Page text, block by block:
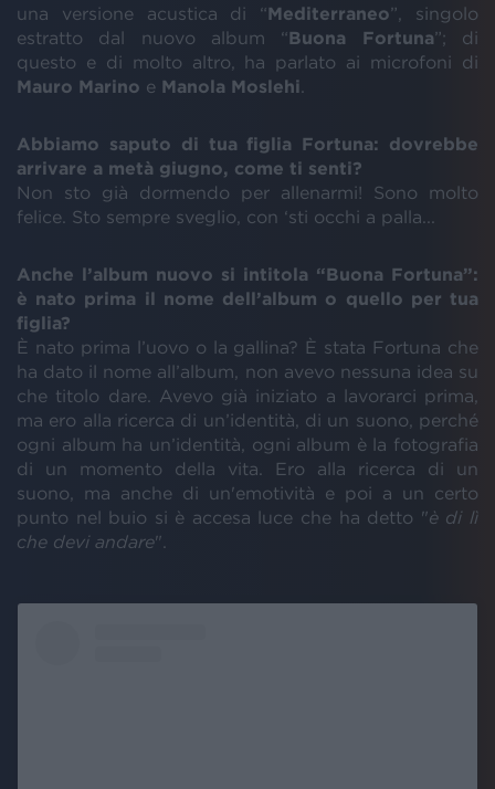
una versione acustica di “Mediterraneo”, singolo
estratto dal nuovo album “Buona Fortuna”; di
questo e di molto altro, ha parlato ai microfoni di
Mauro Marino e Manola Moslehi
Abbiamo saputo di tua figlia Fortuna: dovrebbe
arrivare a metà giugno, come ti senti?
Non sto già dormendo per allenarmi! Sono molto
felice. Sto sempre sveglio, con ‘sti occhi a palla...
Anche l’album nuovo si intitola “Buona Fortuna”:
è nato prima il nome dell’album o quello per tua
figlia?
È nato prima l’uovo o la gallina? È stata Fortuna che
ha dato il nome all’album, non avevo nessuna idea su
che titolo dare. Avevo già iniziato a lavorarci prima,
ma ero alla ricerca di un’identità, di un suono, perché
ogni album ha un’identità, ogni album è la fotografia
di un momento della vita. Ero alla ricerca di un
suono, ma anche di un'emotività e poi a un certo
punto nel buio si è accesa luce che ha detto "è di lì
che devi andare".